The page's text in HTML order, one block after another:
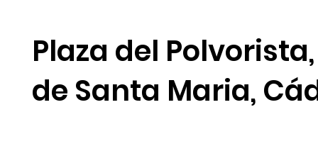
Plaza del Polvorista,
de Santa Maria,